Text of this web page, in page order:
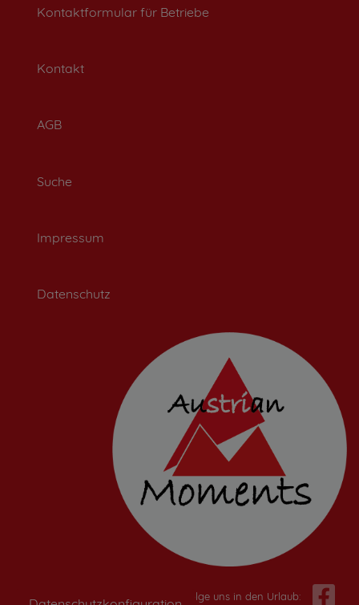
Kontaktformular für Betriebe
Kontakt
AGB
Suche
Impressum
Datenschutz
Folge uns in den Urlaub: